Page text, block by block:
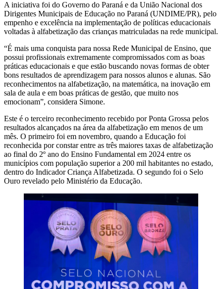
A iniciativa foi do Governo do Paraná e da União Nacional dos
Dirigentes Municipais de Educação no Paraná (UNDIME/PR), pelo
empenho e excelência na implementação de políticas educacionais
voltadas à alfabetização das crianças matriculadas na rede municipal.
“É mais uma conquista para nossa Rede Municipal de Ensino, que
possui profissionais extremamente compromissados com as boas
práticas educacionais e que estão buscando novas formas de obter
bons resultados de aprendizagem para nossos alunos e alunas. São
reconhecimentos na alfabetização, na matemática, na inovação em
sala de aula e em boas práticas de gestão, que muito nos
emocionam”, considera Simone.
Este é o terceiro reconhecimento recebido por Ponta Grossa pelos
resultados alcançados na área da alfabetização em menos de um
mês. O primeiro foi em novembro, quando a Educação foi
reconhecida por constar entre as três maiores taxas de alfabetização
ao final do 2º ano do Ensino Fundamental em 2024 entre os
municípios com população superior a 200 mil habitantes no estado,
dentro do Indicador Criança Alfabetizada. O segundo foi o Selo
Ouro revelado pelo Ministério da Educação.